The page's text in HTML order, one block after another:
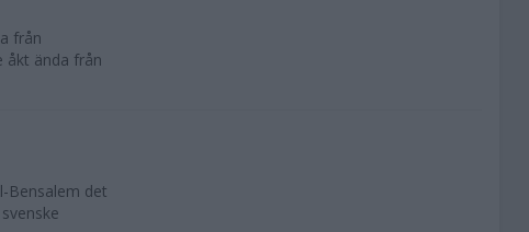
från
åkt ända från
Bensalem det